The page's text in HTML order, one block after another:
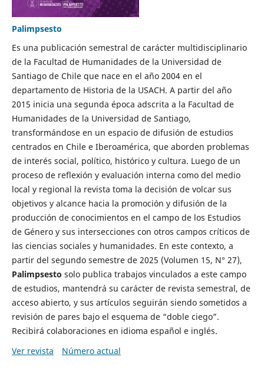
Palimpsesto
Es una publicación semestral de carácter multidisciplinario
de la Facultad de Humanidades de la Universidad de
Santiago de Chile que nace en el año 2004 en el
departamento de Historia de la USACH. A partir del año
2015 inicia una segunda época adscrita a la Facultad de
Humanidades de la Universidad de Santiago,
transformándose en un espacio de difusión de estudios
centrados en Chile e Iberoamérica, que aborden problemas
de interés social, político, histórico y cultura. Luego de un
proceso de reflexión y evaluación interna como del medio
local y regional la revista toma la decisión de volcar sus
objetivos y alcance hacia la promoción y difusión de la
producción de conocimientos en el campo de los Estudios
de Género y sus intersecciones con otros campos críticos de
las ciencias sociales y humanidades. En este contexto, a
partir del segundo semestre de 2025 (Volumen 15, N° 27),
Palimpsesto solo publica trabajos vinculados a este campo
de estudios, mantendrá su carácter de revista semestral, de
acceso abierto, y sus artículos seguirán siendo sometidos a
revisión de pares bajo el esquema de “doble ciego”.
Recibirá colaboraciones en idioma español e inglés.
Ver revista
Número actual